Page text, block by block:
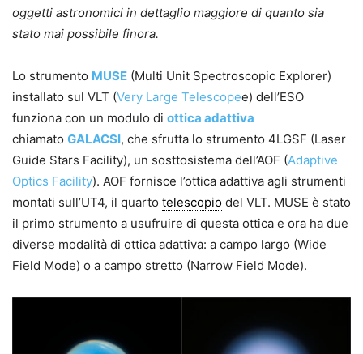
oggetti astronomici in dettaglio maggiore di quanto sia
stato mai possibile finora.
Lo strumento MUSE (Multi Unit Spectroscopic Explorer)
installato sul VLT (Very Large Telescopee) dell’ESO
funziona con un modulo di ottica adattiva
chiamato GALACSI, che sfrutta lo strumento 4LGSF (Laser
Guide Stars Facility), un sosttosistema dell’AOF (Adaptive
Optics Facility). AOF fornisce l’ottica adattiva agli strumenti
montati sull’UT4, il quarto telescopio del VLT. MUSE è stato
il primo strumento a usufruire di questa ottica e ora ha due
diverse modalità di ottica adattiva: a campo largo (Wide
Field Mode) o a campo stretto (Narrow Field Mode).